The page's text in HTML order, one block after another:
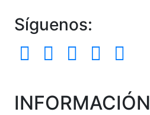
Síguenos:
INFORMACIÓN